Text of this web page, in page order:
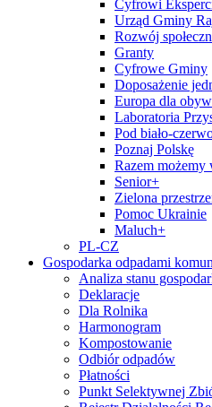
Cyfrowi
Urząd Gminy
Rozwój
Granty
Cyfrowe Gminy
Doposażenie
Europa dla
Laboratoria
Pod biało-
Poznaj Polskę
Razem możemy
Senior+
Zielona
Pomoc Ukrainie
Maluch+
PL-CZ
Gospodarka odpadami
Analiza stanu
Deklaracje
Dla Rolnika
Harmonogram
Kompostowanie
Odbiór odpadów
Płatności
Punkt Selektywnej